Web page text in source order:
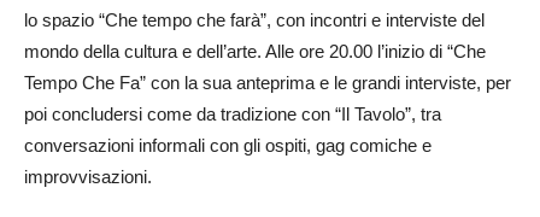
lo spazio “Che tempo che farà”, con incontri e interviste del
mondo della cultura e dell’arte. Alle ore 20.00 l’inizio di “Che
Tempo Che Fa” con la sua anteprima e le grandi interviste, per
poi concludersi come da tradizione con “Il Tavolo”, tra
conversazioni informali con gli ospiti, gag comiche e
improvvisazioni.